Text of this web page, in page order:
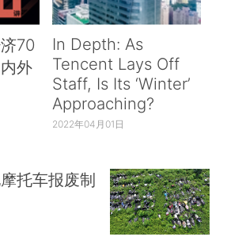
70
外
In Depth: As
Tencent Lays Off
Staff, Is Its ‘Winter’
Approaching?
2022年04月01日
托车报废制